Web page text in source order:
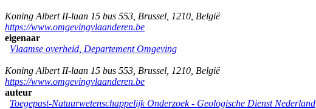
Koning Albert II-laan 15 bus 553 Brussel 1210 België
https://www.omgevingvlaanderen.be
eigenaar
Vlaamse overheid, Departement Omgeving
Koning Albert II-laan 15 bus 553 Brussel 1210 België
https://www.omgevingvlaanderen.be
auteur
Toegepast-Natuurwetenschappelijk Onderzoek - Geologische Dienst Nederland